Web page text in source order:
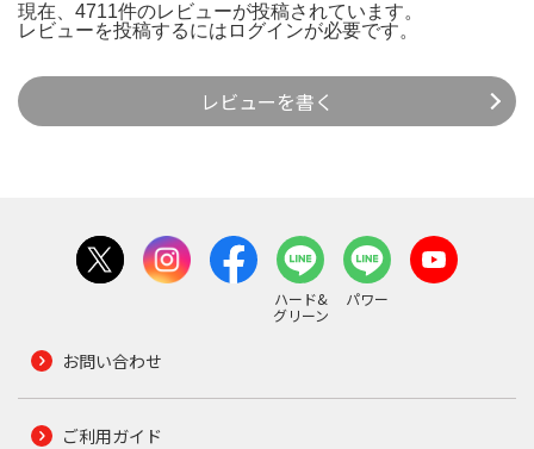
現在、4711件のレビューが投稿されています。
レビューを投稿するには ログインが必要です。
レビューを書く
ハード&
グリーン
パワー
お問い合わせ
ご利用ガイド